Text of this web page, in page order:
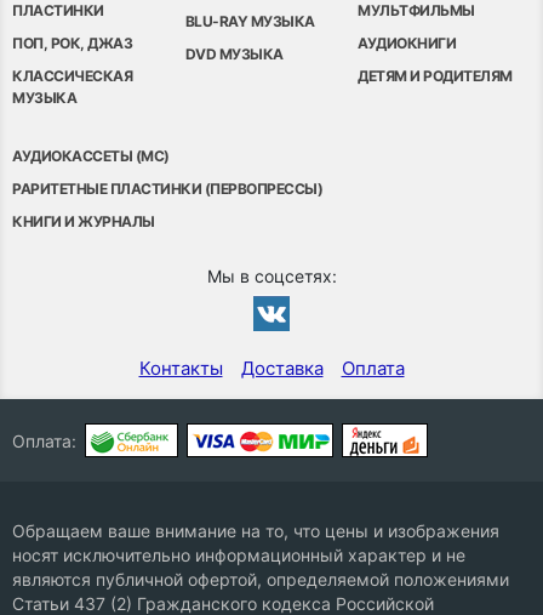
ПЛАСТИНКИ
ПОП, РОК, ДЖАЗ
КЛАССИЧЕСКАЯ
МУЗЫКА
BLU-RAY МУЗЫКА
DVD МУЗЫКА
МУЛЬТФИЛЬМЫ
АУДИОКНИГИ
ДЕТЯМ И РОДИТЕЛЯМ
АУДИОКАССЕТЫ (MC)
РАРИТЕТНЫЕ ПЛАСТИНКИ (ПЕРВОПРЕССЫ)
КНИГИ И ЖУРНАЛЫ
Мы в соцсетях:
Контакты Доставка Оплата
Оплата:
Обращаем ваше внимание на то, что цены и изображения
носят исключительно информационный характер и не
являются публичной офертой, определяемой положениями
Статьи 437 (2) Гражданского кодекса Российской